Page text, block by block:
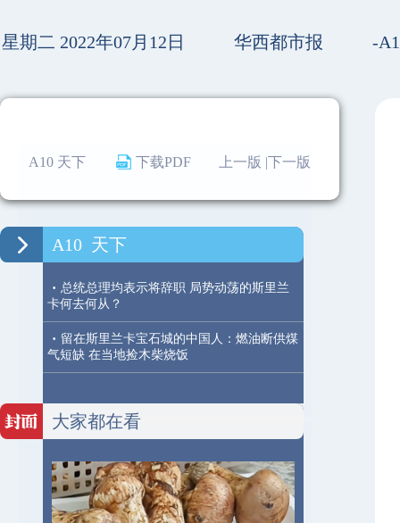
星期二 2022年07月12日 华西都市报 -
A10 天下 下载PDF 下一版
上一版 |
A10 天下
· 总统总理均表示将辞职 局势动荡的斯里兰
卡何去何从？
· 留在斯里兰卡宝石城的中国人：燃油断供煤
气短缺 在当地捡木柴烧饭
大家都在看